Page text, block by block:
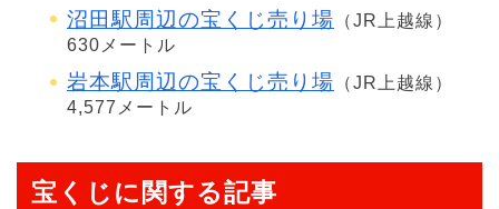
沼田駅周辺の宝くじ売り場 （JR上越線）
630メートル
岩本駅周辺の宝くじ売り場 （JR上越線）
4,577メートル
宝くじに関する記事